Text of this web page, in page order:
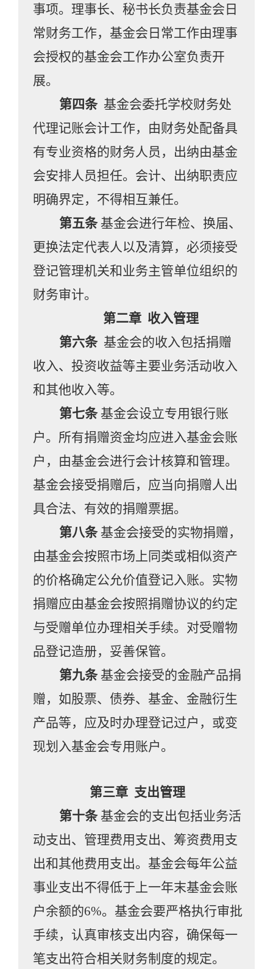
事项。理事长、秘书长负责基金会日
常财务工作，基金会日常工作由理事
会授权的基金会工作办公室负责开
展。
第四条基金会委托学校财务处
代理记账会计工作，由财务处配备具
有专业资格的财务人员 ， 出纳由基金
会安排人员担任。 会计、出纳职责应
明确界定，不得相互兼任。
第五条 基金会进行年检、换届、
更换法定代表人以及清算，必须接受
登记管理机关和业务主管单位组织的
财务审计。
第二章收入管理
第六条基金会的收入包括捐赠
收入、 投资收益等主要业务活动收入
和其他收入等。
第七条 基金会设立专用银行账
户。所有捐赠资金均应进入基金会账
户，由基金会进行会计核算和管理。
基金会接受捐赠后，应当向捐赠人出
具合法、有效的捐赠票据。
第八条 基金会接受的实物捐赠，
由基金会按照市场上同类或相似资产
的价格确定公允价值登记入账。实物
捐赠应由基金会按照捐赠协议的约定
与受赠单位办理相关手续。对受赠物
品登记造册，妥善保管。
第九条 基金会接受的金融产品捐
赠，如股票、债券、基金、金融衍生
产品等，应及时办理登记过户，或变
现划入基金会专用账户。
第三章 支出管理
第十条 基金会的支出包括业务活
动支出、管理费用支出、筹资费用支
出和其他费用支出。基金会每年公益
事业支出不得低于上一年末基金会账
户余额的6%。基金会要严格执行审批
手续，认真审核支出内容，确保每一
笔支出符合相关财务制度的规定。